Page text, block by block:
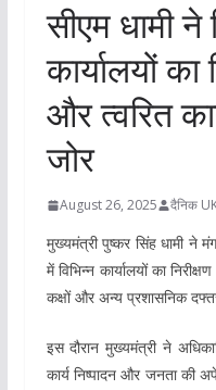
सीएम धामी ने
कार्यालयों का
और त्वरित
जोर
August 26, 2025 दैनिक
मुख्यमंत्री पुष्कर सिंह धामी ने
में विभिन्न कार्यालयों का
कक्षों और अन्य प्रशासनिक
इस दौरान मुख्यमंत्री ने
कार्य निष्पादन और जनता